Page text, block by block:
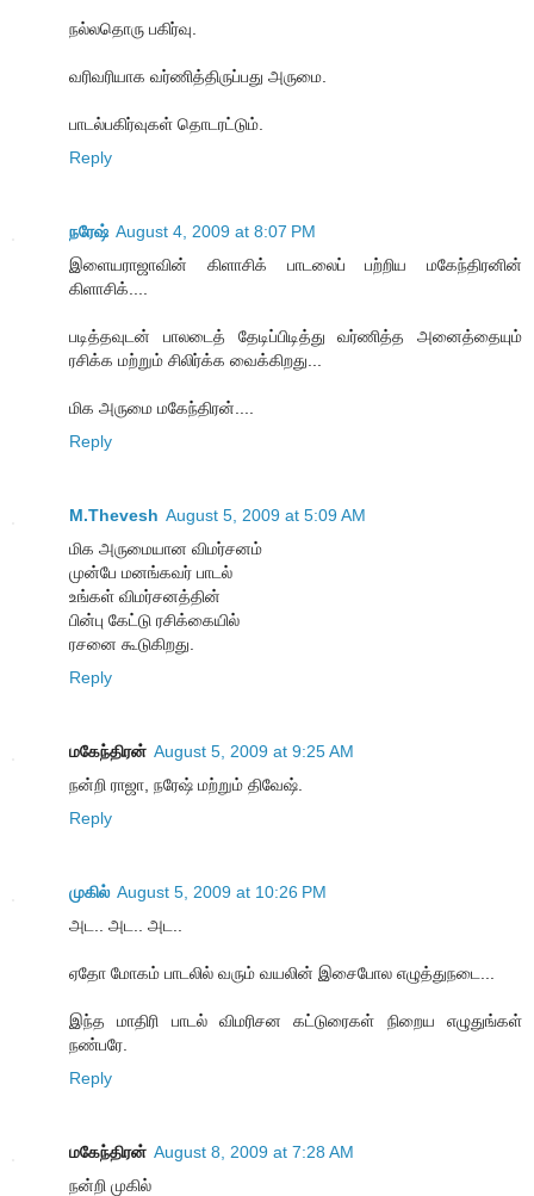
நல்லதொரு பகிர்வு.
வரிவரியாக வர்ணித்திருப்பது அருமை.
பாடல்பகிர்வுகள் தொடரட்டும்.
Reply
நரேஷ் August 4, 2009 at 8:07 PM
இளையராஜாவின் கிளாசிக் பாடலைப் பற்றிய மகேந்திரனின்
கிளாசிக்....
படித்தவுடன் பாலடைத் தேடிப்பிடித்து வர்ணித்த அனைத்தையும்
ரசிக்க மற்றும் சிலிர்க்க வைக்கிறது...
மிக அருமை மகேந்திரன்....
Reply
M.Thevesh August 5, 2009 at 5:09 AM
மிக அருமையான விமர்சனம்
முன்பே மனங்கவர் பாடல்
உங்கள் விமர்சனத்தின்
பின்பு கேட்டு ரசிக்கையில்
ரசனை கூடுகிறது.
Reply
மகேந்திரன் August 5, 2009 at 9:25 AM
நன்றி ராஜா, நரேஷ் மற்றும் திவேஷ்.
Reply
முகில் August 5, 2009 at 10:26 PM
அட.. அட.. அட..
ஏதோ மோகம் பாடலில் வரும் வயலின் இசைபோல எழுத்துநடை...
இந்த மாதிரி பாடல் விமரிசன கட்டுரைகள் நிறைய எழுதுங்கள்
நண்பரே.
Reply
மகேந்திரன் August 8, 2009 at 7:28 AM
நன்றி முகில்